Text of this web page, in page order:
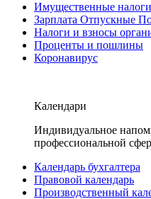
Имущественные
Зарплата Отпускные
Налоги и взносы
Проценты и пошлины
Коронавирус
Календари
Индивидуальное
профессиональной
Календарь бухгалтера
Правовой календарь
Производственный